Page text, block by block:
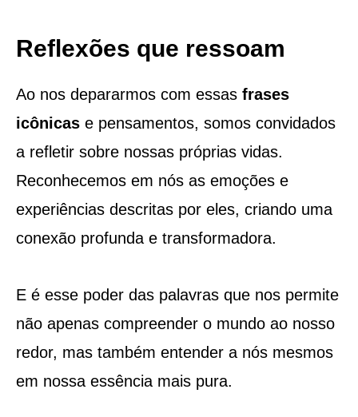
Reflexões que ressoam
Ao nos depararmos com essas frases
icônicase pensamentos, somos convidados
a refletir sobre nossas próprias vidas.
Reconhecemos em nós as emoções e
experiências descritas por eles, criando uma
conexão profunda e transformadora.
E é esse poder das palavras que nos permite
não apenas compreender o mundo ao nosso
redor, mas também entender a nós mesmos
em nossa essência mais pura.